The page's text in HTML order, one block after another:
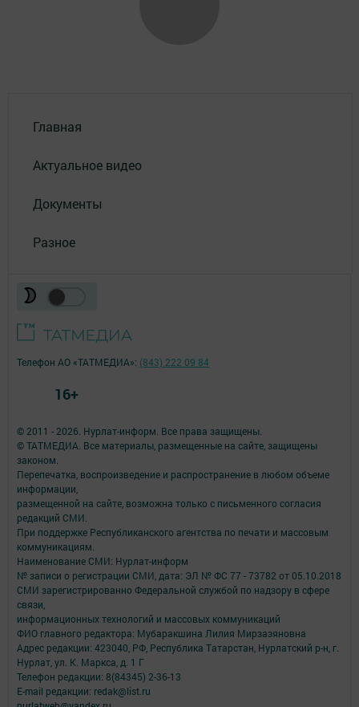
Главная
Актуальное видео
Документы
Разное
© 2011 - 2026. Нурлат-⁠информ. Все права защищены.
© ТАТМЕДИА. Все материалы, размещенные на сайте, защищены
законом.
Перепечатка, воспроизведение и распространение в любом объеме
информации,
размещенной на сайте, возможна только с письменного согласия
редакций СМИ.
При поддержке Республиканского агентства по печати и массовым
коммуникациям.
Наименование СМИ: Нурлат-⁠информ
№ записи о регистрации СМИ, дата: ЭЛ № ФС 77 -⁠ 73782 от 05.10.2018
СМИ зарегистрированно Федеральной службой по надзору в сфере
связи,
информационных технологий и массовых коммуникаций
ФИО главного редактора: Мубаракшина Лилия Мирзазяновна
Адрес редакции: 423040, РФ, Республика Татарстан, Нурлатский р-н, г.
Нурлат, ул. К. Маркса, д. 1 Г
Телефон редакции: 8(84345) 2-36-13
E-mail редакции: redak@list.ru
Телефон АО «ТАТМЕДИА»: (843) 222 09 84
16+